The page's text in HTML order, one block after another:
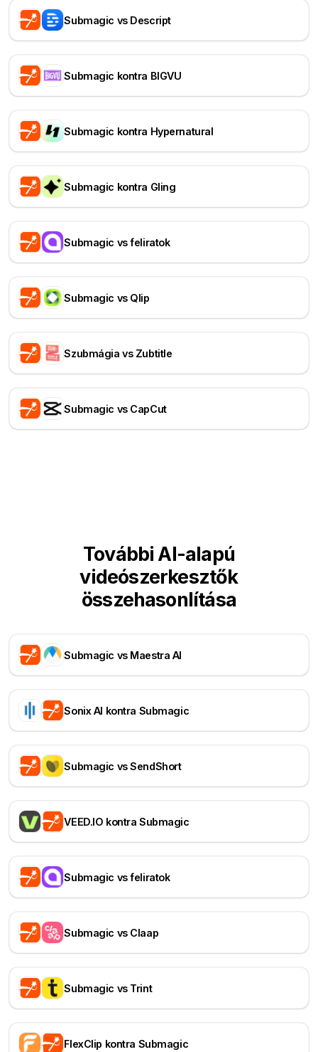
Submagic vs Descript
Submagic kontra BIGVU
Submagic kontra Hypernatural
Submagic kontra Gling
Submagic vs feliratok
Submagic vs Qlip
Szubmágia vs Zubtitle
Submagic vs CapCut
További AI-alapú
videószerkesztők
összehasonlítása
Submagic vs Maestra AI
Sonix AI kontra Submagic
Submagic vs SendShort
VEED.IO kontra Submagic
Submagic vs feliratok
Submagic vs Claap
Submagic vs Trint
FlexClip kontra Submagic